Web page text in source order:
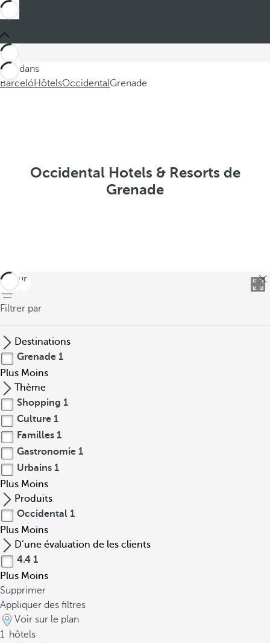
Ces dans
BarcelóHôtelsOccidentalGrenade
Occidental Hotels & Resorts de
Grenade
retour
Filtrer par
Destinations
Grenade 1
Plus Moins
Thème
Shopping 1
Culture 1
Familles 1
Gastronomie 1
Urbains 1
Plus Moins
Produits
Occidental 1
Plus Moins
D’une évaluation de les clients
4.4 1
Plus Moins
Supprimer
Appliquer des filtres
Voir sur le plan
1 hôtels